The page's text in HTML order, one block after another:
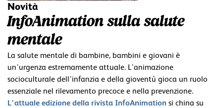
Novità
InfoAnimation sulla salute
mentale
La salute mentale di bambine, bambini e giovani è
un’urgenza estremamente attuale. L’animazione
socioculturale dell’infanzia e della gioventù gioca un ruolo
essenziale nel rilevamento precoce e nella prevenzione.
L’attuale edizione della rivista InfoAnimation si china su